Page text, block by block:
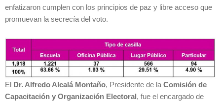
enfatizaron cumplen con los principios de paz y libre acceso que
promuevan la secrecía del voto.
El Dr. Alfredo Alcalá Montaño, Presidente de laComisión de
Capacitación y Organización Electoral , fue el encargado de